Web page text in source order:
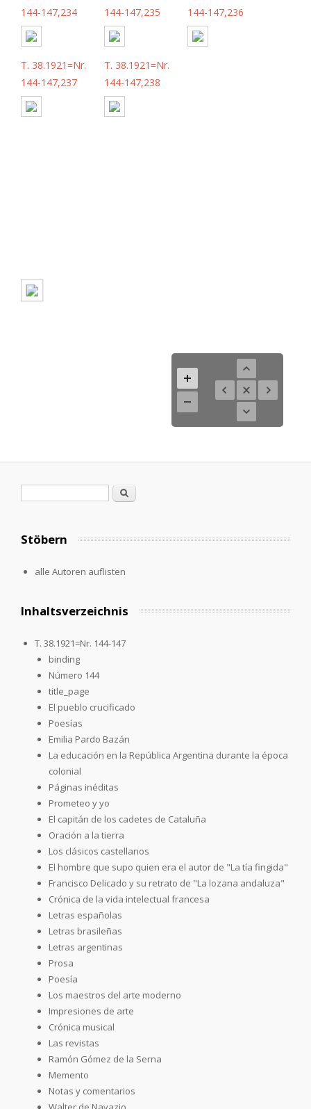
144-147,234
144-147,235
144-147,236
T. 38.1921=Nr.
144-147,237
T. 38.1921=Nr.
144-147,238
Search
Stöbern
alle Autoren auflisten
Inhaltsverzeichnis
T. 38.1921=Nr. 144-147
binding
Número 144
title_page
El pueblo crucificado
Poesías
Emilia Pardo Bazán
La educación en la República Argentina durante la época
colonial
Páginas inéditas
Prometeo y yo
El capitán de los cadetes de Cataluña
Oración a la tierra
Los clásicos castellanos
El hombre que supo quien era el autor de "La tía fingida"
Francisco Delicado y su retrato de "La lozana andaluza"
Crónica de la vida intelectual francesa
Letras españolas
Letras brasileñas
Letras argentinas
Prosa
Poesía
Los maestros del arte moderno
Impresiones de arte
Crónica musical
Las revistas
Ramón Gómez de la Serna
Memento
Notas y comentarios